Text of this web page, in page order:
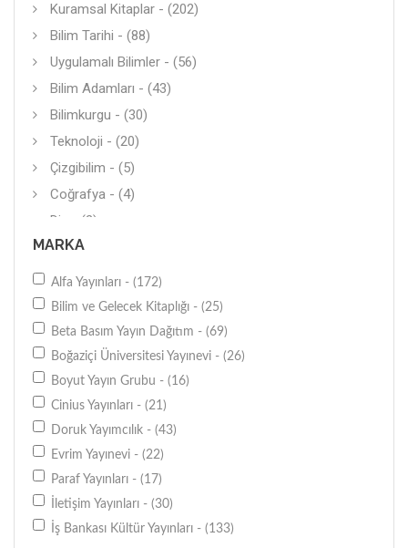
Kuramsal Kitaplar - (202)
Bilim Tarihi - (88)
Uygulamalı Bilimler - (56)
Bilim Adamları - (43)
Bilimkurgu - (30)
Teknoloji - (20)
Çizgibilim - (5)
Coğrafya - (4)
Din - (2)
Metodoloji - (1)
MARKA
Alfa Yayınları - (172)
Bilim ve Gelecek Kitaplığı - (25)
Beta Basım Yayın Dağıtım - (69)
Boğaziçi Üniversitesi Yayınevi - (26)
Boyut Yayın Grubu - (16)
Cinius Yayınları - (21)
Doruk Yayımcılık - (43)
Evrim Yayınevi - (22)
Paraf Yayınları - (17)
İletişim Yayınları - (30)
İş Bankası Kültür Yayınları - (133)